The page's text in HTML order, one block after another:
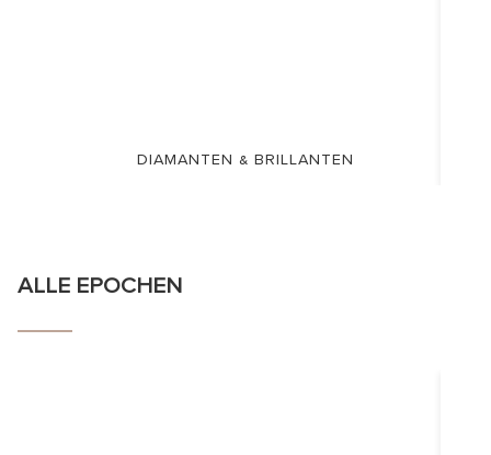
DIAMANTEN & BRILLANTEN
ALLE EPOCHEN